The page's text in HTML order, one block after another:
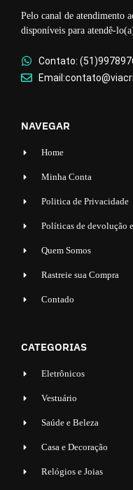
Pelo canal de atendimento
disponíveis para atendê-
Contato:
NAVEGAR
Home
Minha Conta
Politica de Privacidade
Políticas de devolução
Quem Somos
Rastreie sua Compra
Contado
CATEGORIAS
Eletrônicos
Vestuário
Saúde e Beleza
Casa e Decoração
Relógios e Joias